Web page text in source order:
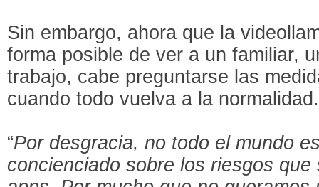
Sin embargo, ahora que la
forma posible de ver a un familiar,
trabajo, cabe preguntarse las
cuando todo vuelva a la normalidad.
“Por desgracia, no todo el mundo
concienciado sobre los riesgos